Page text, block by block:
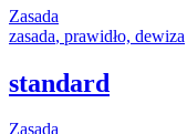
Zasada
zasada, prawidło, dewiza
standard
Zasada